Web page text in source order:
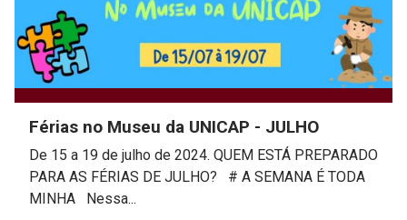
Férias no Museu da UNICAP - JULHO
De 15 a 19 de julho de 2024. QUEM ESTÁ PREPARADO
PARA AS FÉRIAS DE JULHO? # A SEMANA É TODA
MINHA Nessa...